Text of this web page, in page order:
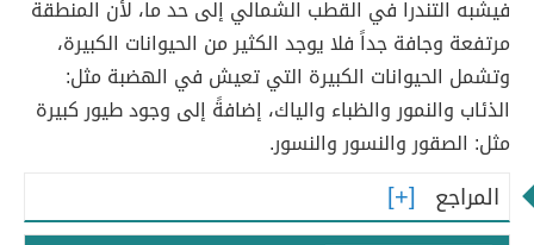
فيشبه التندرا في القطب الشمالي إلى حد ما، لأن المنطقة
مرتفعة وجافة جداً فلا يوجد الكثير من الحيوانات الكبيرة،
وتشمل الحيوانات الكبيرة التي تعيش في الهضبة مثل:
الذئاب والنمور والظباء والياك، إضافةً إلى وجود طيور كبيرة
مثل: الصقور والنسور والنسور.
المراجع